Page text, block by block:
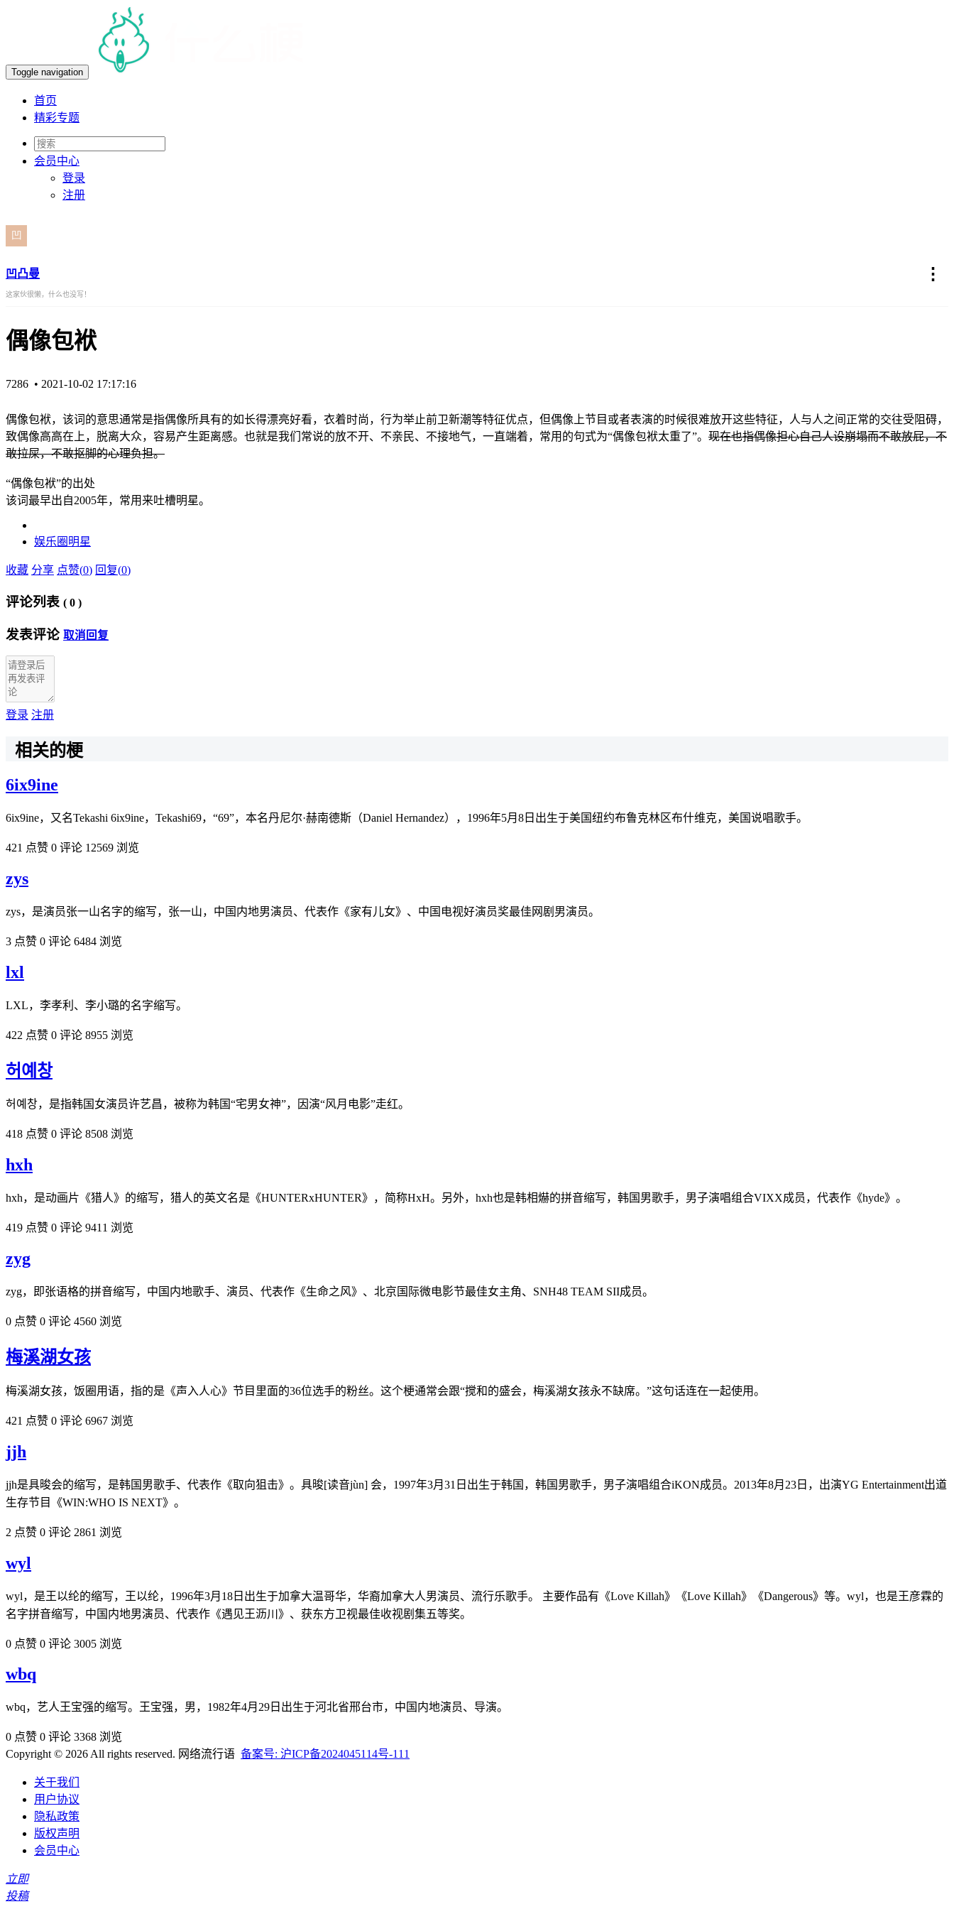
Toggle navigation
首页
精彩专题
会员中心
登录
注册
凹凸曼 ⋮
这家伙很懒，什么也没写！
偶像包袱
7286 • 2021-10-02 17:17:16
偶像包袱，该词的意思通常是指偶像所具有的如长得漂亮好看，衣着时尚，行为举止前卫新潮等特征优点，但偶像上节目或者表演的时候很难放开这些特征，人与人之间正常的交往受阻碍，
致偶像高高在上，脱离大众，容易产生距离感。也就是我们常说的放不开、不亲民、不接地气，一直端着，常用的句式为“偶像包袱太重了”。 现在也指偶像担心自己人设崩塌而不敢放屁，不
敢拉屎，不敢抠脚的心理负担。
“偶像包袱”的出处
该词最早出自2005年，常用来吐槽明星。
娱乐圈 明星
收藏 分享 点赞(0) 回复(0)
评论列表 ( 0 )
发表评论 取消回复
登录 注册
相关的梗
6ix9ine
6ix9ine，又名Tekashi 6ix9ine，Tekashi69，“69”，本名丹尼尔·赫南德斯（Daniel Hernandez），1996年5月8日出生于美国纽约布鲁克林区布什维克，美国说唱歌手。
421 点赞 0 评论 12569 浏览
zys
zys，是演员张一山名字的缩写，张一山，中国内地男演员、代表作《家有儿女》、中国电视好演员奖最佳网剧男演员。
3 点赞 0 评论 6484 浏览
lxl
LXL，李孝利、李小璐的名字缩写。
422 点赞 0 评论 8955 浏览
허예창
허예창，是指韩国女演员许艺昌，被称为韩国“宅男女神”，因演“风月电影”走红。
418 点赞 0 评论 8508 浏览
hxh
hxh，是动画片《猎人》的缩写，猎人的英文名是《HUNTERxHUNTER》，简称HxH。另外，hxh也是韩相爀的拼音缩写，韩国男歌手，男子演唱组合VIXX成员，代表作《hyde》。
419 点赞 0 评论 9411 浏览
zyg
zyg，即张语格的拼音缩写，中国内地歌手、演员、代表作《生命之风》、北京国际微电影节最佳女主角、SNH48 TEAM SII成员。
0 点赞 0 评论 4560 浏览
梅溪湖女孩
梅溪湖女孩，饭圈用语，指的是《声入人心》节目里面的36位选手的粉丝。这个梗通常会跟“搅和的盛会，梅溪湖女孩永不缺席。”这句话连在一起使用。
421 点赞 0 评论 6967 浏览
jjh
jjh是具晙会的缩写，是韩国男歌手、代表作《取向狙击》。具晙[读音jùn] 会，1997年3月31日出生于韩国，韩国男歌手，男子演唱组合iKON成员。2013年8月23日，出演YG Entertainment出道
生存节目《WIN:WHO IS NEXT》。
2 点赞 0 评论 2861 浏览
wyl
wyl，是王以纶的缩写，王以纶，1996年3月18日出生于加拿大温哥华，华裔加拿大人男演员、流行乐歌手。 主要作品有《Love Killah》《Love Killah》《Dangerous》等。wyl，也是王彦霖的
名字拼音缩写，中国内地男演员、代表作《遇见王沥川》、获东方卫视最佳收视剧集五等奖。
0 点赞 0 评论 3005 浏览
wbq
wbq，艺人王宝强的缩写。王宝强，男，1982年4月29日出生于河北省邢台市，中国内地演员、导演。​
0 点赞 0 评论 3368 浏览
Copyright © 2026 All rights reserved. 网络流行语 备案号: 沪ICP备2024045114号-111
关于我们
用户协议
隐私政策
版权声明
会员中心
立即
投稿